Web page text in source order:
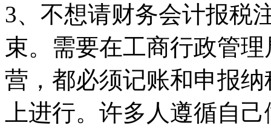
3、不想请财务会计报税
束。需要在工商行政管
营，都必须记账和申报
上进行。许多人遵循自